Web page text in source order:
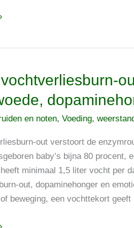
en noten, Voeding,
out verstoort de
baby’s bijna 80
minimaal 1,5 liter vocht per
out, dopaminehonger en
beweging, een vochttekort geeft